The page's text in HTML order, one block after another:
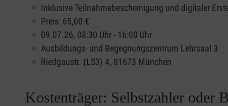
Inklusive Teilnahmebescheinigung und digitaler
Preis: 65,00 €
09.07.26, 08:30 Uhr - 16:00 Uhr
Ausbildungs- und Begegnungszentrum Lehrsaal 3
Riedgaustr. (LS3) 4, 81673 München
Kostenträger: Selbstzahler oder